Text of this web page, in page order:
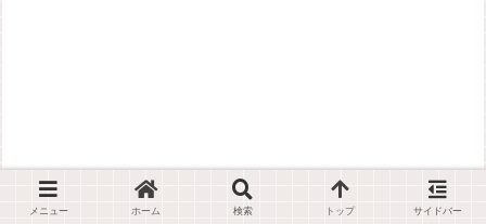
メニュー ホーム 検索 トップ サイドバー